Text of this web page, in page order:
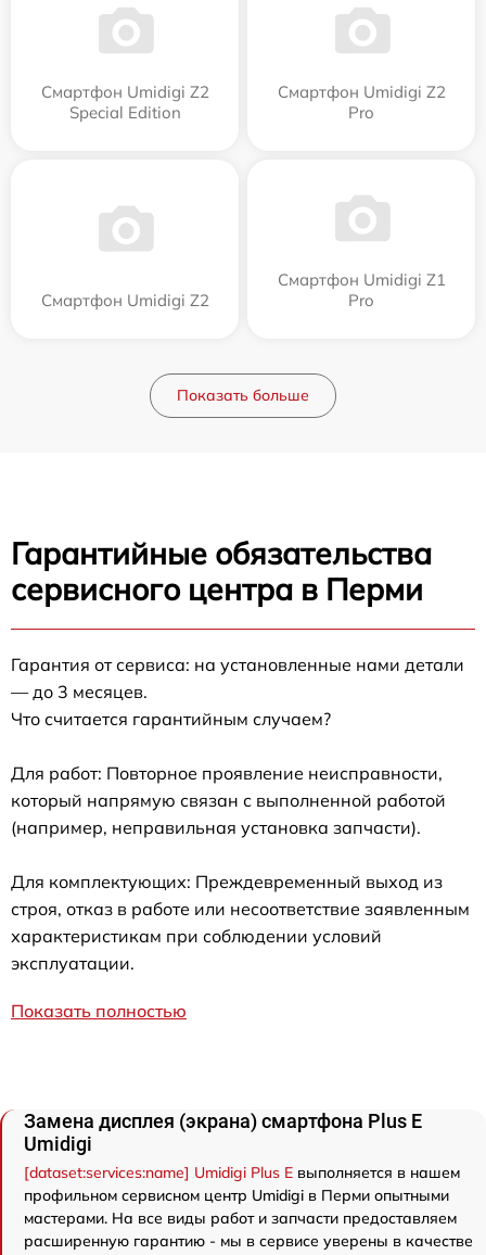
Смартфон Umidigi Z2
Special Edition
Смартфон Umidigi Z2
Pro
Смартфон Umidigi Z2
Смартфон Umidigi Z1
Pro
Показать больше
Гарантийные обязательства
сервисного центра в Перми
Гарантия от сервиса: на установленные нами детали
— до 3 месяцев.
Что считается гарантийным случаем?
Для работ: Повторное проявление неисправности,
который напрямую связан с выполненной работой
(например, неправильная установка запчасти).
Для комплектующих: Преждевременный выход из
строя, отказ в работе или несоответствие заявленным
характеристикам при соблюдении условий
эксплуатации.
Показать полностью
Замена дисплея (экрана) смартфона Plus E
Umidigi
[dataset:services:name] Umidigi Plus E выполняется в нашем
профильном сервисном центр Umidigi в Перми опытными
мастерами. На все виды работ и запчасти предоставляем
расширенную гарантию - мы в сервисе уверены в качестве